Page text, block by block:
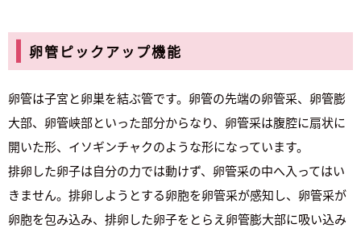
卵管ピックアップ機能
卵管は子宮と卵巣を結ぶ管です。卵管の先端の卵管采、卵管膨
大部、卵管峡部といった部分からなり、卵管采は腹腔に扇状に
開いた形、イソギンチャクのような形になっています。
排卵した卵子は自分の力では動けず、卵管采の中へ入ってはい
きません。排卵しようとする卵胞を卵管采が感知し、卵管采が
卵胞を包み込み、排卵した卵子をとらえ卵管膨大部に吸い込み